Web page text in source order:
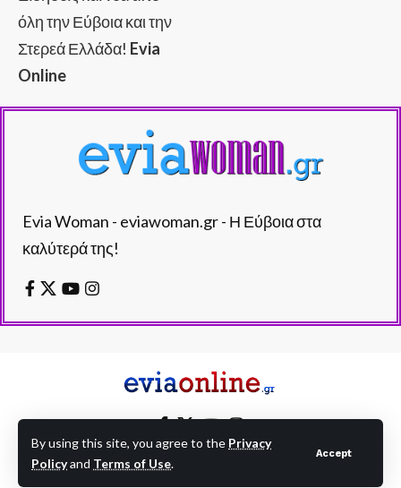
By using this site, you agree to the Privacy
Policyand Terms of Use.
Accept
όλη την Εύβοια και την
Στερεά Ελλάδα! Evia
Online
Evia Woman - eviawoman.gr - Η Εύβοια στα
καλύτερά της!
EVIAONLINE © eviaonline.gr - All Rights Reserved.